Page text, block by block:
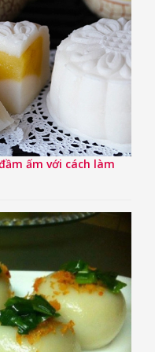
ấm với cách làm